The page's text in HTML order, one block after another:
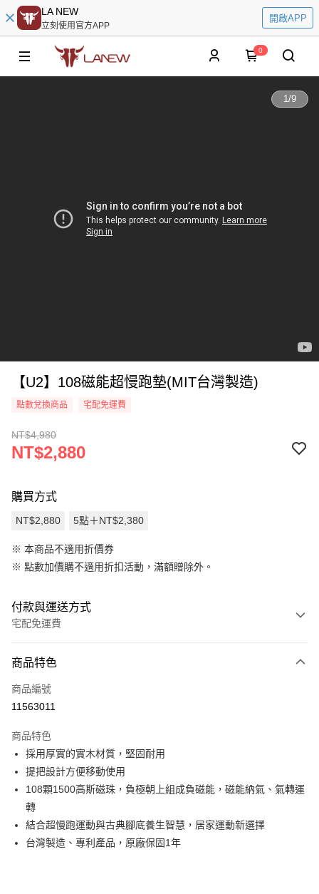
LA NEW
立刻使用官方APP
開啟APP
0
1/9
【U2】108磁能超慢跑墊(MIT台灣製造)
點數兌換商品 宅配免運費
NT$4,980
NT$2,880
購買方式
NT$2,880 5點＋NT$2,380
※ 本商品不適用折價券
※ 點數加價購不適用折扣活動，滿額贈除外。
付款與運送方式
宅配免運費
信用卡一次付款
LINE Pay
悠遊付
Google Pay
全盈+PAY
ATM付款
商品特色
商品編號
11563011
商品特色
採用厚實的實木材質，堅固耐用
提把設計方便移動使用
108顆1500高斯磁珠，負極朝上組成負磁能，磁能納氣、氣轉運
轉
結合超慢跑運動與古典腳底養生智慧，居家運動新選擇
台灣製造、專利產品，原廠保固1年